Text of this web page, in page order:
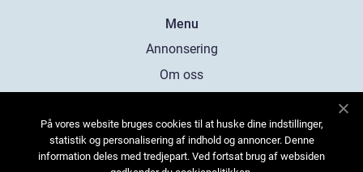
Menu
Annonsering
Om oss
Kontakta oss
Sitemap
På vores website bruges cookies til at huske dine indstillinger,
statistik og personalisering af indhold og annoncer. Denne
information deles med tredjepart. Ved fortsat brug af websiden